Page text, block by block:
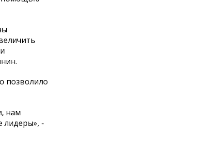
позволило
нам
лидеры», -